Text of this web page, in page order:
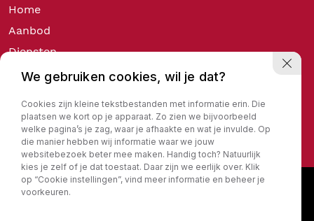
Home
Aanbod
Diensten
Over ons
Contact
We gebruiken cookies, wil je dat?
Cookies zijn kleine tekstbestanden met informatie erin. Die
plaatsen we kort op je apparaat. Zo zien we bijvoorbeeld
welke pagina’s je zag, waar je afhaakte en wat je invulde. Op
die manier hebben wij informatie waar we jouw
websitebezoek beter mee maken. Handig toch? Natuurlijk
kies je zelf of je dat toestaat. Daar zijn we eerlijk over. Klik
op “Cookie instellingen”, vind meer informatie en beheer je
voorkeuren.